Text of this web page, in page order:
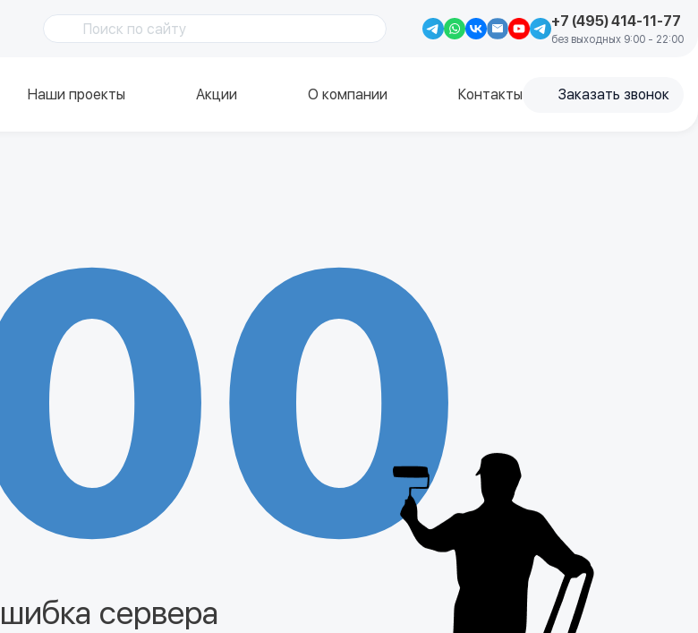
+7 (495) 414-11-77
без выходных 9:00 - 22:00
Наши проекты Акции О компании Контакты Заказать звонок
сервера